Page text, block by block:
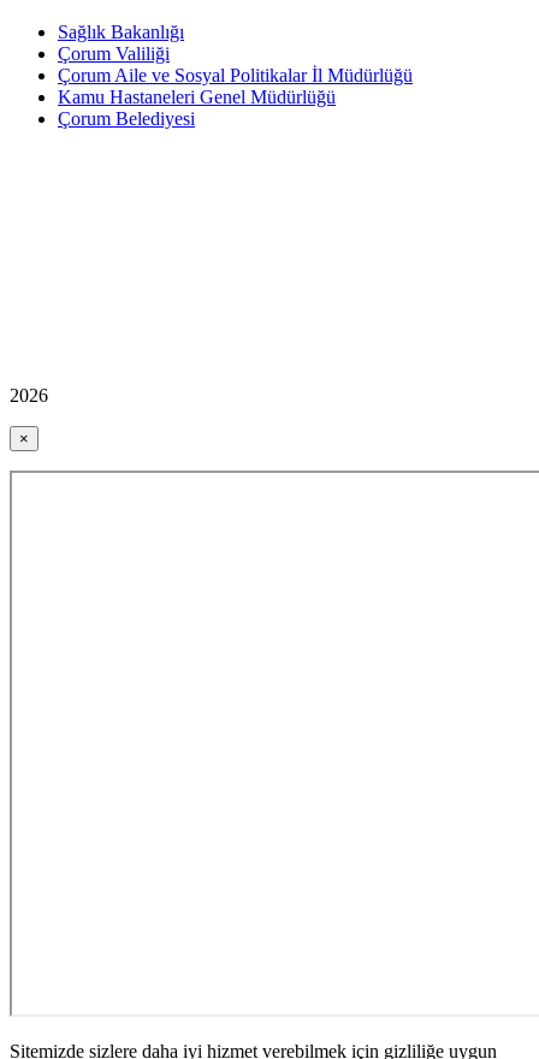
Sağlık Bakanlığı
Çorum Valiliği
Çorum Aile ve Sosyal Politikalar İl Müdürlüğü
Kamu Hastaneleri Genel Müdürlüğü
Çorum Belediyesi
2026
×
Sitemizde sizlere daha iyi hizmet verebilmek için gizliliğe uygun